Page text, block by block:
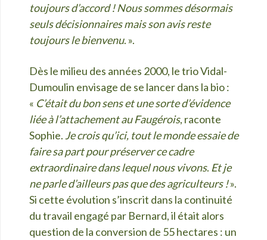
toujours d’accord ! Nous sommes désormais
seuls décisionnaires mais son avis reste
toujours le bienvenu. ».
Dès le milieu des années 2000, le trio Vidal-
Dumoulin envisage de se lancer dans la bio :
« C’était du bon sens et une sorte d’évidence
liée à l’attachement au Faugérois, raconte
Sophie. Je crois qu’ici, tout le monde essaie de
faire sa part pour préserver ce cadre
extraordinaire dans lequel nous vivons. Et je
ne parle d’ailleurs pas que des agriculteurs !».
Si cette évolution s’inscrit dans la continuité
du travail engagé par Bernard, il était alors
question de la conversion de 55 hectares : un